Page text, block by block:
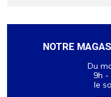
NOTRE
Du
9h -
le